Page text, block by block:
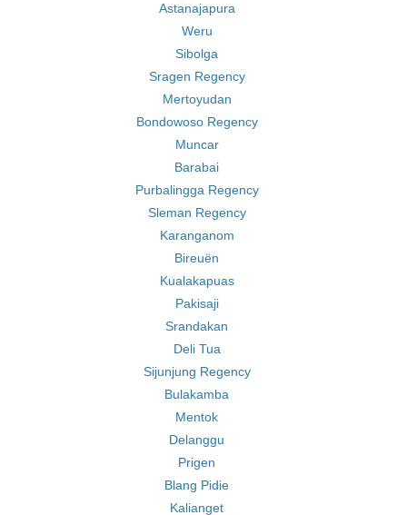
Astanajapura
Weru
Sibolga
Sragen Regency
Mertoyudan
Bondowoso Regency
Muncar
Barabai
Purbalingga Regency
Sleman Regency
Karanganom
Bireuën
Kualakapuas
Pakisaji
Srandakan
Deli Tua
Sijunjung Regency
Bulakamba
Mentok
Delanggu
Prigen
Blang Pidie
Kalianget